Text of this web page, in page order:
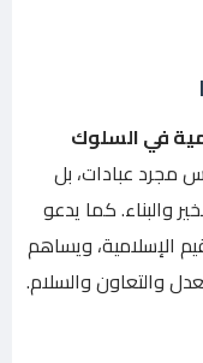
في السلوك
مجرد عبادات، بل
والبناء. كما يدعو
الإسلامية، ويساهم
والتعاون والسلام.